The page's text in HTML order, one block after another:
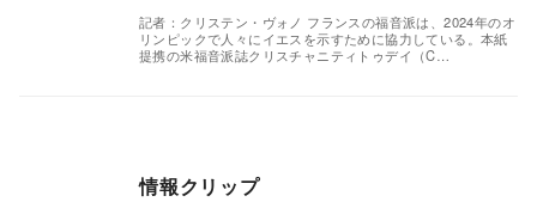
記者：クリステン・ヴォノ フランスの福音派は、2024年のオ
リンピックで人々にイエスを示すために協力している。本紙
提携の米福音派誌クリスチャニティトゥデイ（C…
情報クリップ